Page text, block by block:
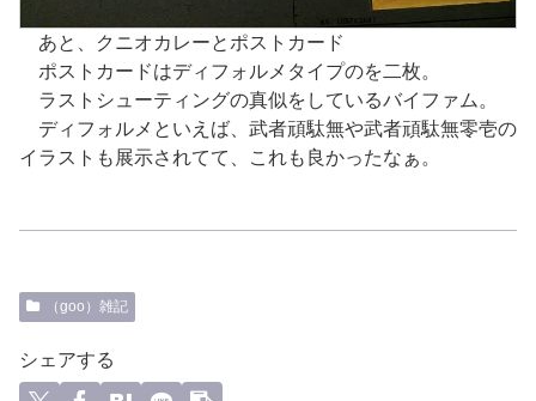
あと、クニオカレーとポストカード
ポストカードはディフォルメタイプのを二枚。
ラストシューティングの真似をしているバイファム。
ディフォルメといえば、武者頑駄無や武者頑駄無零壱の
イラストも展示されてて、これも良かったなぁ。
（goo）雑記
シェアする